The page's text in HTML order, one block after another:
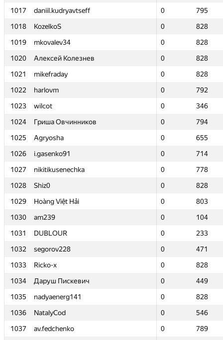
1017
daniil.kudryavtseff 0
795
1018
KozelkoS 0
828
1019
mkovalev34 0
828
1020
Алексей Колезнев 0
828
1021
mikefraday 0
828
1022
harlovm 0
792
1023
wilcot 0
346
1024
Гриша Овчинников 0
794
1025
Agryosha 0
655
1026
i.gasenko91 0
714
1027
nikitikusenechka 0
778
1028
Shiz0 0
828
1029
Hoàng Việt Hải 0
803
1030
am239 0
104
1031
DUBLOUR 0
233
1032
segorov228 0
471
1033
Ricko-x 0
828
1034
Даруш Пискевич 0
449
1035
nadyaenerg141 0
828
1036
NatalyCod 0
546
1037
av.fedchenko 0
789
1017
daniil.kudryavtseff 0
795
1018
KozelkoS 0
828
1019
mkovalev34 0
828
1020
Алексей Колезнев 0
828
1021
mikefraday 0
828
1022
harlovm 0
792
1023
wilcot 0
346
1024
Гриша Овчинников 0
794
1025
Agryosha 0
655
1026
i.gasenko91 0
714
1027
nikitikusenechka 0
778
1028
Shiz0 0
828
1029
Hoàng Việt Hải 0
803
1030
am239 0
104
1031
DUBLOUR 0
233
1032
segorov228 0
471
1033
Ricko-x 0
828
1034
Даруш Пискевич 0
449
1035
nadyaenerg141 0
828
1036
NatalyCod 0
546
1037
av.fedchenko 0
789